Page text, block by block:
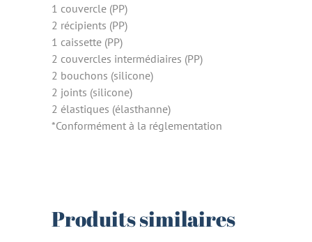
1 couvercle (PP)
2 récipients (PP)
1 caissette (PP)
2 couvercles intermédiaires (PP)
2 bouchons (silicone)
2 joints (silicone)
2 élastiques (élasthanne)
*Conformément à la réglementation
Produits similaires